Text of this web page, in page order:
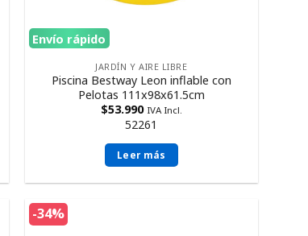
Envío rápido
JARDÍN Y AIRE LIBRE
Piscina Bestway Leon inflable con
Pelotas 111x98x61.5cm
$53.990 IVA Incl.
52261
Leer más
-34%